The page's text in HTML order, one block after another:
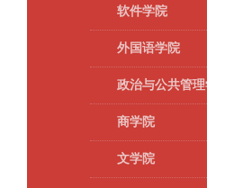
软件学院
外国语学院
政治与公共管理学院
商学院
文学院